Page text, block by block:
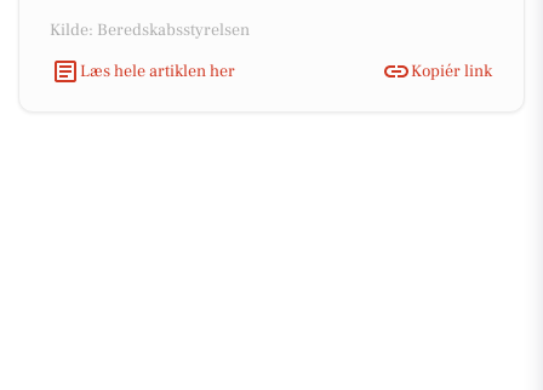
Kilde: Beredskabsstyrelsen
Læs hele artiklen her
Kopiér link